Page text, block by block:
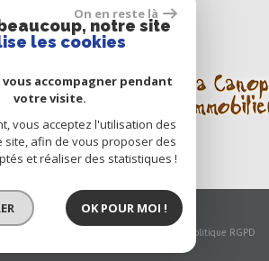
| Traduction powered by Google
Politique RGPD
On en reste là
notre site
les cookies
accompagner pendant
votre visite.
vous acceptez l'utilisation des
site, afin de vous proposer des
et réaliser des statistiques !
OK POUR MOI !